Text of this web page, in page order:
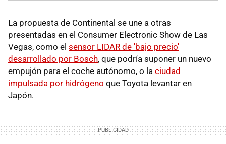
La propuesta de Continental se une a otras
presentadas en el Consumer Electronic Show de Las
Vegas, como el sensor LIDAR de 'bajo precio'
desarrollado por Bosch, que podría suponer un nuevo
empujón para el coche autónomo, o la ciudad
impulsada por hidrógeno que Toyota levantar en
Japón.